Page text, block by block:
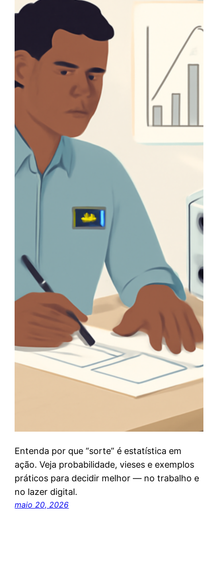
Entenda por que “sorte” é estatística em
ação. Veja probabilidade, vieses e exemplos
práticos para decidir melhor — no trabalho e
no lazer digital.
maio 20, 2026